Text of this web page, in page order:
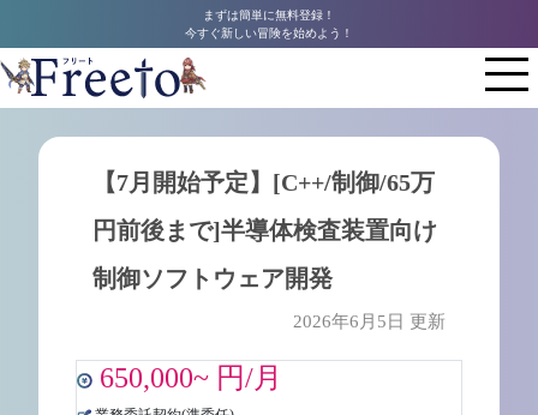
まずは簡単に無料登録！
今すぐ新しい冒険を始めよう！
【7月開始予定】[C++/制御/65万
円前後まで]半導体検査装置向け
制御ソフトウェア開発
2026年6月5日 更新
650,000~ 円/月